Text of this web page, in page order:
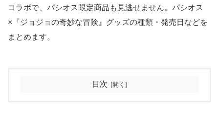
コラボで、パシオス限定商品も見逃せません。パシオス
×『ジョジョの奇妙な冒険』グッズの種類・発売日などを
まとめます。
目次